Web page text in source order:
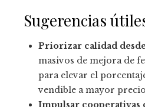
Sugerencias
Priorizar calidad
masivos de mejora de
para elevar el
vendible a mayor
Impulsar cooperativas